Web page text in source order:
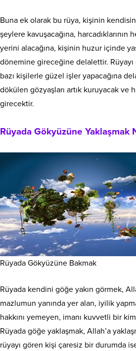
Buna ek olarak bu rüya, kişinin
şeylere kavuşacağına, harcadıklarının
yerini alacağına, kişinin huzur içinde
dönemine gireceğine delalettir.
bazı kişilerle güzel işler yapacağına
dökülen gözyaşları artık kuruyacak ve
girecektir.
Rüyada Gökyüzüne Yaklaşmak
Rüyada Gökyüzüne Bakmak
Rüyada kendini göğe yakın görmek,
mazlumun yanında yer alan, iyilik
hakkını yemeyen, imanı kuvvetli bir
Rüyada göğe yaklaşmak, Allah’a
rüyayı gören kişi çaresiz bir durumda